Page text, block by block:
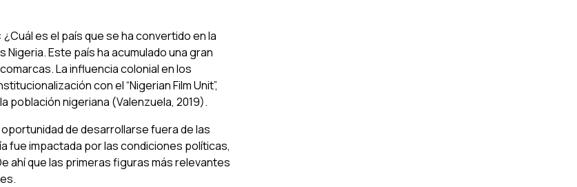
es el país que se ha convertido en la
Este país ha acumulado una gran
La influencia colonial en los
con el “Nigerian Film Unit”,
población nigeriana (Valenzuela, 2019).
de desarrollarse fuera de las
fue impactada por las condiciones políticas,
ahí que las primeras figuras más relevantes